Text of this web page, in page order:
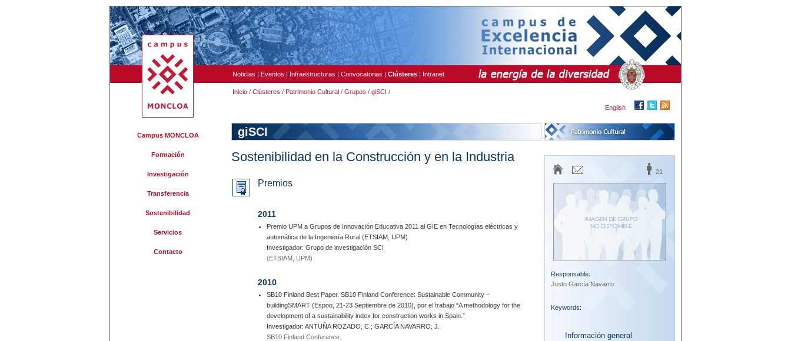
Noticias | Eventos | Infraestructuras | Convocatorias | Clústeres | Intranet
Inicio / Clústeres / Patrimonio Cultural / Grupos / giSCI /
English
Campus MONCLOA
Formación
Investigación
Transferencia
Sostenibilidad
Servicios
Contacto
giSCI
Sostenibilidad en la Construcción y en la Industria
Premios
2011
Premio UPM a Grupos de Innovación Educativa 2011 al GIE en Tecnologías eléctricas y
automática de la Ingeniería Rural (ETSIAM, UPM)
Investigador: Grupo de investigación SCI
(ETSIAM, UPM)
2010
SB10 Finland Best Paper. SB10 Finland Conference: Sustainable Community –
buildingSMART (Espoo, 21-23 Septiembre de 2010), por el trabajo “A methodology for the
development of a sustainability index for construction works in Spain.”
Investigador: ANTUÑA ROZADO, C.; GARCÍA NAVARRO, J.
SB10 Finland Conference.
21
Responsable:
Justo García Navarro
Keywords:
Información general